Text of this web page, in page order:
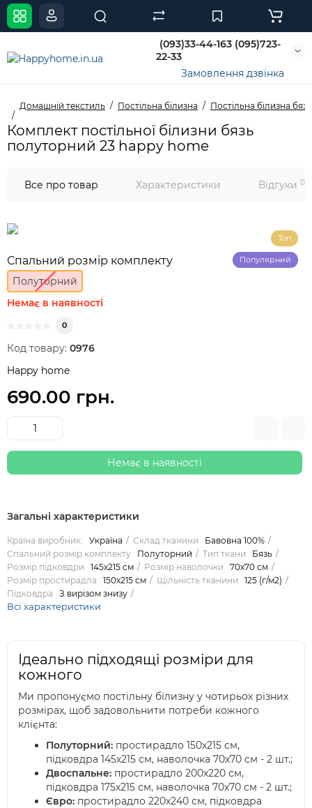
(093)33-44-163 (095)723-
22-33
Замовлення дзвінка
Домашній текстиль Постільна білизна Постільна білизна бязь
Комплект постільної білизни бязь
полуторний 23 happy home
Все про товар Характеристики Відгуки 0
Топ
Популярний
Спальний розмір комплекту
Полуторний
Немає в наявності
0
Код товару: 0976
Happy home
690.00 грн.
Немає в наявності
Загальні характеристики
Країна виробник: Україна Склад тканини
Бавовна 100%
Спальний розмір комплекту
Полуторний Тип ткани
Бязь
Розмір підковдри
145х215 см Розмір наволочки
70х70 см
Розмір простирадла
150х215 см Щільність тканини
125 (г/м2)
Підковдра
З вирізом знизу
Всі характеристики
Ідеально підходящі розміри для
кожного
Ми пропонуємо постільну білизну у чотирьох різних
розмірах, щоб задовольнити потреби кожного
клієнта:
Полуторний: простирадло 150х215 см,
підковдра 145х215 см, наволочка 70х70 см - 2 шт.;
Двоспальне: простирадло 200х220 см,
підковдра 175х215 см, наволочка 70х70 см - 2 шт.;
Євро: простирадло 220х240 см, підковдра